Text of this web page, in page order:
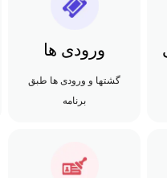
ورودی ها
گشتها و ورودی ها طبق
برنامه